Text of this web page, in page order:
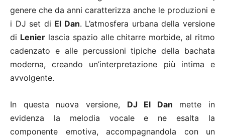
genere che da anni caratterizza anche le produzioni e
i DJ set di El Dan. L’atmosfera urbana della versione
di Lenierlascia spazio alle chitarre morbide, al ritmo
cadenzato e alle percussioni tipiche della bachata
moderna, creando un’interpretazione più intima e
avvolgente.
In questa nuova versione, DJ El Dan mette in
evidenza la melodia vocale e ne esalta la
componente emotiva, accompagnandola con un